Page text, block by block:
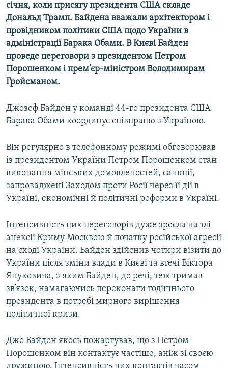
січня, коли присягу президента США складе
Дональд Трамп. Байдена вважали архітектором і
провідником політики США щодо України в
адміністрації Барака Обами. В Києві Байден
проведе переговори з президентом Петром
Порошенком і прем’єр-міністром Володимирам
Гройсманом.
Джозеф Байден у команді 44-го президента США
Барака Обами координує співпрацю з Україною.
Він регулярно в телефонному режимі обговорював
із президентом України Петром Порошенком стан
виконання мінських домовленостей, санкції,
запроваджені Заходом проти Росії через її дії в
Україні, економічні й політичні реформи в Україні.
Інтенсивність цих переговорів дуже зросла на тлі
анексії Криму Москвою й початку російської агресії
на сході України. Байден здійснив чотири візити до
України після зміни влади в Києві та втечі Віктора
Януковича, з яким Байден, до речі, теж тримав
зв’язок, намагаючись переконати тодішнього
президента в потребі мирного вирішення
політичної кризи.
Джо Байден якось пожартував, що з Петром
Порошенком він контактує частіше, аніж зі своєю